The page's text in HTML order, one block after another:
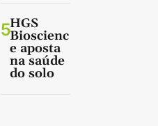
5HGS
Bioscienc
e aposta
na saúde
do solo